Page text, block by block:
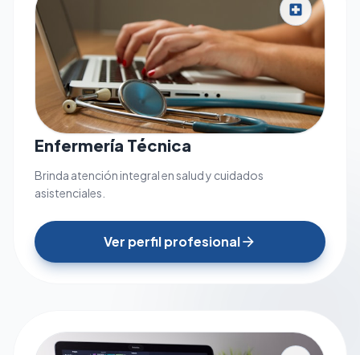
local_hospital
Enfermería Técnica
Brinda atención integral en salud y cuidados
asistenciales.
Ver perfil profesionalarrow_forward